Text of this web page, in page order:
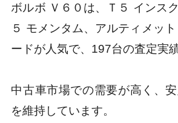
ボルボ Ｖ６０は、Ｔ５ インス
５ モメンタム、アルティメッ
ードが人気で、197台の査定実
中古車市場での需要が高く、
を維持しています。